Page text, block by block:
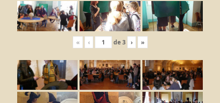
« ‹ de3 › »